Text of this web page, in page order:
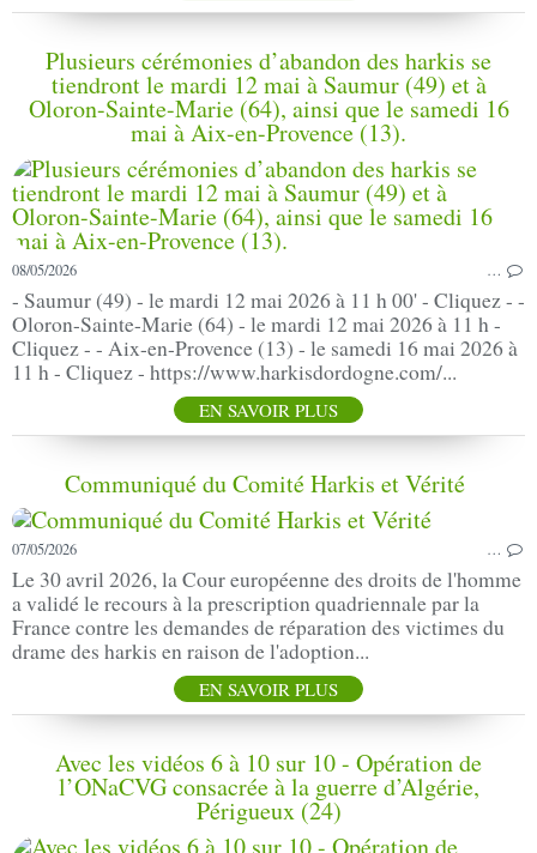
Plusieurs cérémonies d’abandon des harkis se
tiendront le mardi 12 mai à Saumur (49) et à
Oloron-Sainte-Marie (64), ainsi que le samedi 16
mai à Aix-en-Provence (13).
08/05/2026 …
- Saumur (49) - le mardi 12 mai 2026 à 11 h 00' - Cliquez - -
Oloron-Sainte-Marie (64) - le mardi 12 mai 2026 à 11 h -
Cliquez - - Aix-en-Provence (13) - le samedi 16 mai 2026 à
11 h - Cliquez - https://www.harkisdordogne.com/...
EN SAVOIR PLUS
Communiqué du Comité Harkis et Vérité
07/05/2026 …
Le 30 avril 2026, la Cour européenne des droits de l'homme
a validé le recours à la prescription quadriennale par la
France contre les demandes de réparation des victimes du
drame des harkis en raison de l'adoption...
EN SAVOIR PLUS
Avec les vidéos 6 à 10 sur 10 - Opération de
l’ONaCVG consacrée à la guerre d’Algérie,
Périgueux (24)